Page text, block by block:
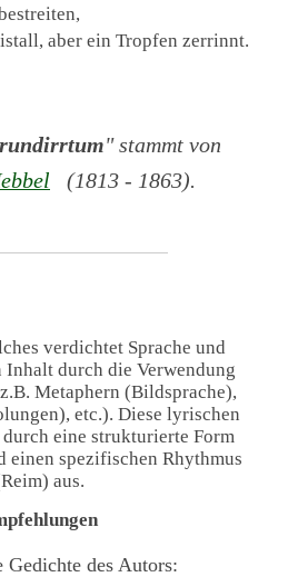
aber ein Tropfen zerrinnt.
" stammt von
(1813 - 1863).
verdichtet Sprache und
durch die Verwendung
Metaphern (Bildsprache),
etc.). Diese lyrischen
eine strukturierte Form
einen spezifischen Rhythmus
aus.
Gedichte des Autors: